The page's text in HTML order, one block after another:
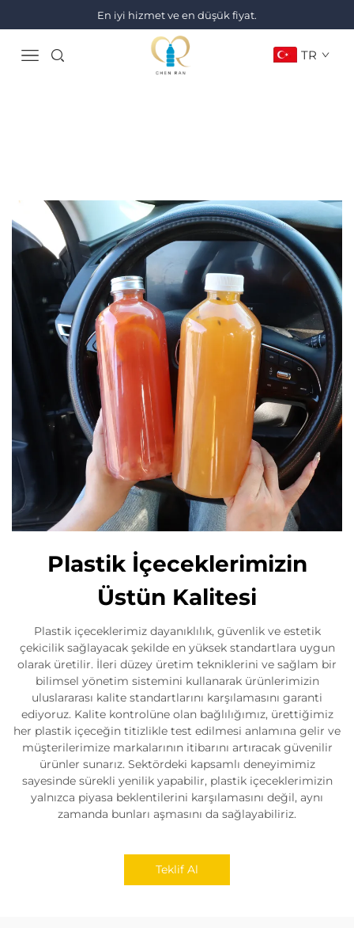
En iyi hizmet ve en düşük fiyat.
TR
Plastik İçeceklerimizin
Üstün Kalitesi
Plastik içeceklerimiz dayanıklılık, güvenlik ve estetik
çekicilik sağlayacak şekilde en yüksek standartlara uygun
olarak üretilir. İleri düzey üretim tekniklerini ve sağlam bir
bilimsel yönetim sistemini kullanarak ürünlerimizin
uluslararası kalite standartlarını karşılamasını garanti
ediyoruz. Kalite kontrolüne olan bağlılığımız, ürettiğimiz
her plastik içeceğin titizlikle test edilmesi anlamına gelir ve
müşterilerimize markalarının itibarını artıracak güvenilir
ürünler sunarız. Sektördeki kapsamlı deneyimimiz
sayesinde sürekli yenilik yapabilir, plastik içeceklerimizin
yalnızca piyasa beklentilerini karşılamasını değil, aynı
zamanda bunları aşmasını da sağlayabiliriz.
Teklif Al